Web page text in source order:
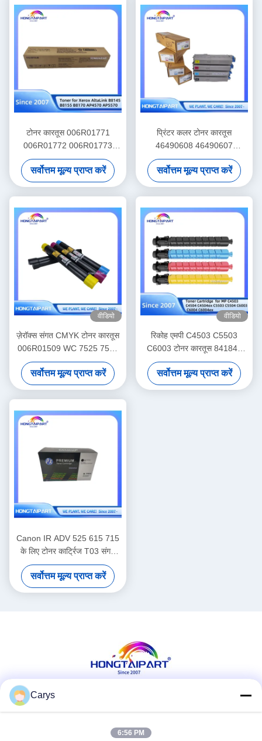
टोनर कारतूस 006R01771
006R01772 006R01773
CT203400 Xerox AltaLink
B8145 B8155 B8170
AP4570 AP5570 के लिए मूल
एशिया संस्करण
सर्वोत्तम मूल्य प्राप्त करें
प्रिंटर कलर टोनर कारतूस
46490608 46490607
46490606 46490605 के
लिएओकी C542 C542dn C532
C532dn MC563 MC573
MC573dn टोनर किट
सर्वोत्तम मूल्य प्राप्त करें
वीडियो
ज़ेरॉक्स संगत CMYK टोनर कारतूस
006R01509 WC 7525 7530
7535 7545 के लिए
सर्वोत्तम मूल्य प्राप्त करें
वीडियो
रिकोह एमपी C4503 C5503
C6003 टोनर कारतूस 841849
841850 841851 841852
CMYK
सर्वोत्तम मूल्य प्राप्त करें
Canon IR ADV 525 615 715
के लिए टोनर कार्ट्रिज T03 संगत
काला
सर्वोत्तम मूल्य प्राप्त करें
Carys
6:56 PM